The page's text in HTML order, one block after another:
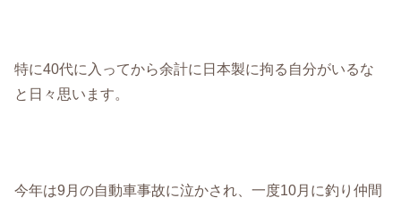
特に40代に入ってから余計に日本製に拘る自分がいるな
と日々思います。
今年は9月の自動車事故に泣かされ、一度10月に釣り仲間